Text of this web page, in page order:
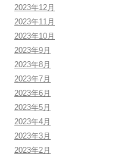
2023年12月
2023年11月
2023年10月
2023年9月
2023年8月
2023年7月
2023年6月
2023年5月
2023年4月
2023年3月
2023年2月